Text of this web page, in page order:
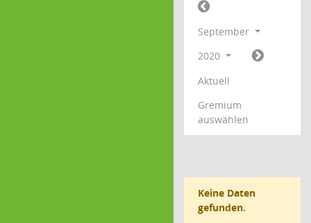
September
2020
Aktuell
Gremium
auswählen
Keine Daten
gefunden.